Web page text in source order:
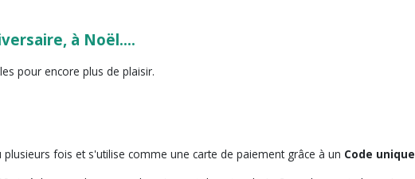
à Noël....
pour encore plus de plaisir.
fois et s'utilise comme une carte de paiement grâce à un Code unique